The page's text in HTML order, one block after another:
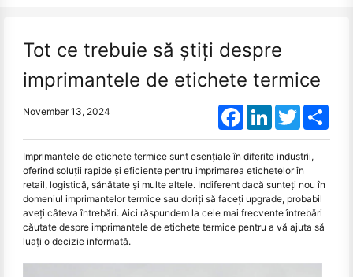
Tot ce trebuie să știți despre
imprimantele de etichete termice
November 13, 2024 FacebookLinkedInTwitter
Imprimantele de etichete termice sunt esențiale în diferite industrii,
oferind soluții rapide și eficiente pentru imprimarea etichetelor în
retail, logistică, sănătate și multe altele. Indiferent dacă sunteți nou în
domeniul imprimantelor termice sau doriți să faceți upgrade, probabil
aveți câteva întrebări. Aici răspundem la cele mai frecvente întrebări
căutate despre imprimantele de etichete termice pentru a vă ajuta să
luați o decizie informată.